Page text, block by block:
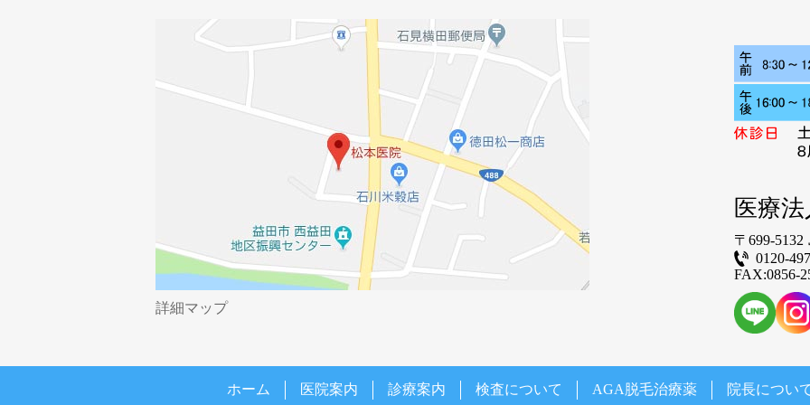
詳細マップ
医療
〒699-5132
0120-
FAX:0856-
ホーム 医院案内 診療案内 検査について AGA脱毛治療薬 院長につい